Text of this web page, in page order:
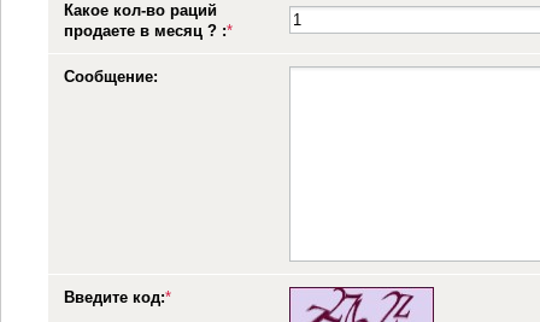
Какое кол-во раций
продаете в месяц ? :*
Сообщение:
Введите код:*